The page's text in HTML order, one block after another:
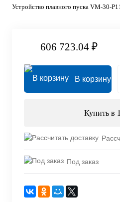
Устройство плавного пуска VM-30-
606 723.04 ₽
В корзину
Купить в
Под заказ